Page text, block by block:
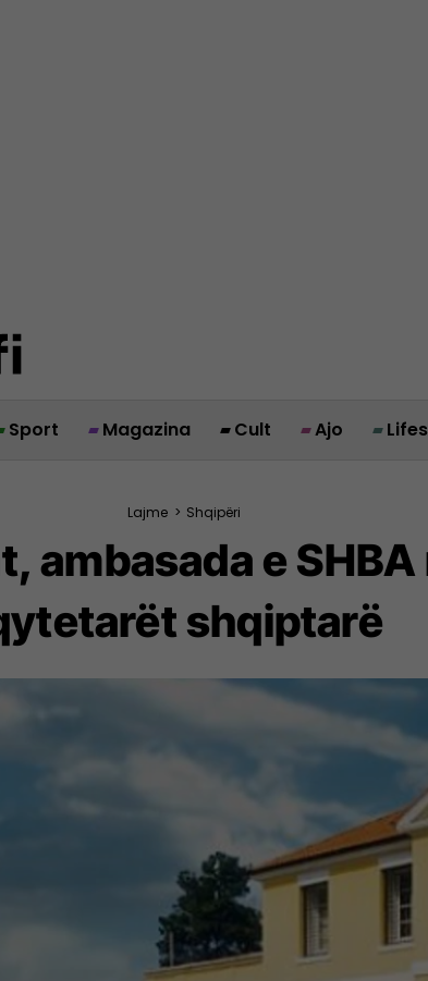
Sport Magazina Cult Ajo
Lajme > Shqipëri
ambasada e
shqiptarë